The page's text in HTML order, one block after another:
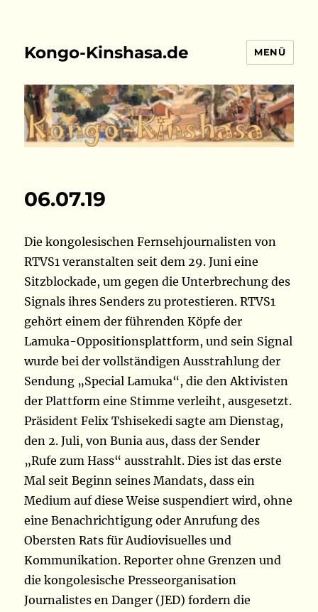
Kongo-Kinshasa.de MENÜ
06.07.19
Die kongolesischen Fernsehjournalisten von
RTVS1 veranstalten seit dem 29. Juni eine
Sitzblockade, um gegen die Unterbrechung des
Signals ihres Senders zu protestieren. RTVS1
gehört einem der führenden Köpfe der
Lamuka-Oppositionsplattform, und sein Signal
wurde bei der vollständigen Ausstrahlung der
Sendung „Special Lamuka“, die den Aktivisten
der Plattform eine Stimme verleiht, ausgesetzt.
Präsident Felix Tshisekedi sagte am Dienstag,
den 2. Juli, von Bunia aus, dass der Sender
„Rufe zum Hass“ ausstrahlt. Dies ist das erste
Mal seit Beginn seines Mandats, dass ein
Medium auf diese Weise suspendiert wird, ohne
eine Benachrichtigung oder Anrufung des
Obersten Rats für Audiovisuelles und
Kommunikation. Reporter ohne Grenzen und
die kongolesische Presseorganisation
Journalistes en Danger (JED) fordern die